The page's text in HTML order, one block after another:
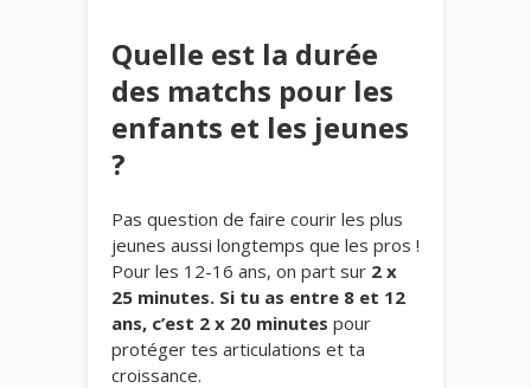
Quelle est la durée
des matchs pour les
enfants et les jeunes
?
Pas question de faire courir les plus
jeunes aussi longtemps que les pros !
Pour les 12-16 ans, on part sur 2 x
25 minutes. Si tu as entre 8 et 12
ans, c’est 2 x 20 minutes pour
protéger tes articulations et ta
croissance.